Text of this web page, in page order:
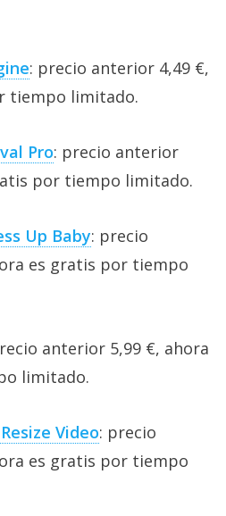
: precio anterior 4,49 €,
tiempo limitado.
Pro: precio anterior
por tiempo limitado.
Up Baby: precio
es gratis por tiempo
anterior 5,99 €, ahora
limitado.
Video: precio
es gratis por tiempo